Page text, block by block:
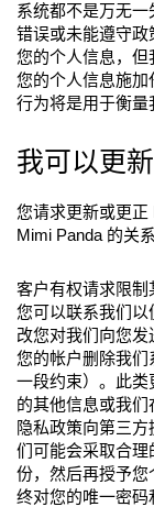
系统都不是万无
错误或未能遵守
您的个人信息，
您的个人信息施加
行为将是用于衡量
我可以更
您请求更新或更正
Mimi Panda 的关系
客户有权请求限制
您可以联系我们以
改您对我们向您
您的帐户删除我
一段约束）。此
的其他信息或我
隐私政策向第三
们可能会采取合
份，然后再授予
终对您的唯一密码